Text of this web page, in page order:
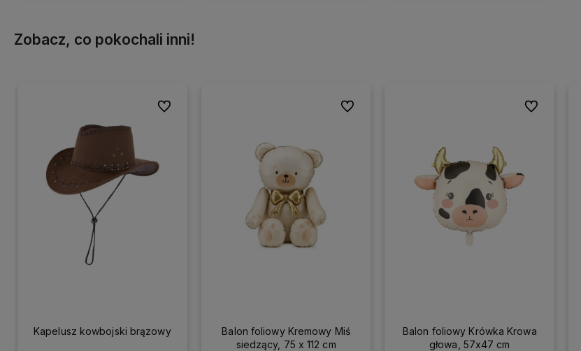
Zobacz, co pokochali inni!
Kapelusz kowbojski brązowy
Do ulubionych
Balon foliowy Kremowy Miś
siedzący, 75 x 112 cm
Do ulubionych
Balon foliowy Krówka Krowa
głowa, 57x47 cm
Do ulubionych